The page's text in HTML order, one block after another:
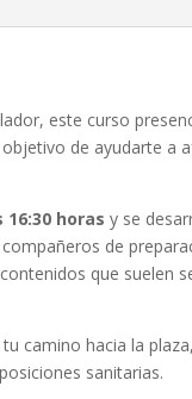
este curso
de ayudarte
16:30 horas y se
de
que
camino hacia la
sanitarias.